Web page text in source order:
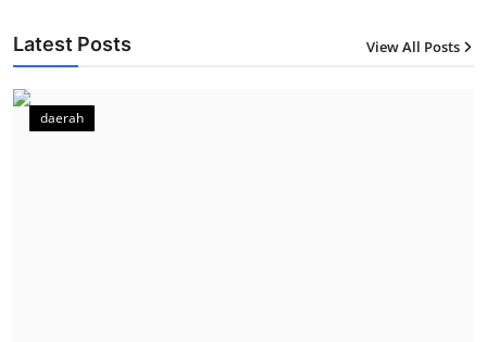
Latest Posts View All Posts
daerah
12